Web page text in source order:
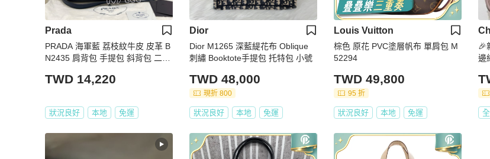
Prada
PRADA 海軍藍 荔枝紋牛皮 皮革 B
N2435 肩背包 手提包 斜背包 二手
TWD 14,220
狀況良好 本地 免運
Dior
Dior M1265 深藍緹花布 Oblique
刺繡 Booktote手提包 托特包 小號
TWD 48,000
現折 800
狀況良好 本地 免運
Louis Vuitton
棕色 原花 PVC塗層帆布 單肩包 M
52294
TWD 49,800
95 折
狀況良好 本地 免運
🎉
邊